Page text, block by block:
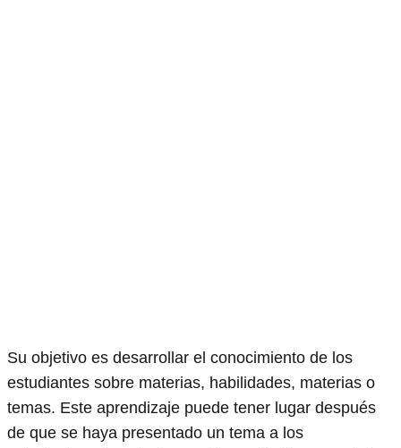
Su objetivo es desarrollar el conocimiento de los
estudiantes sobre materias, habilidades, materias o
temas. Este aprendizaje puede tener lugar después
de que se haya presentado un tema a los